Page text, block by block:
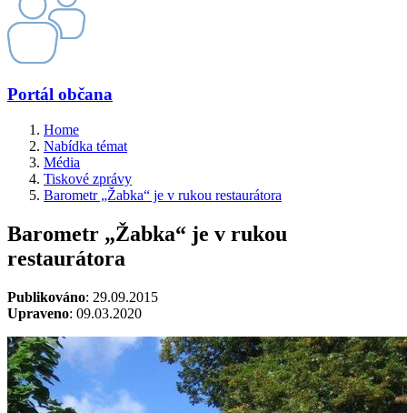
Portál občana
Home
Nabídka témat
Média
Tiskové zprávy
Barometr „Žabka“ je v rukou restaurátora
Barometr „Žabka“ je v rukou
restaurátora
Publikováno: 29.09.2015
Upraveno: 09.03.2020